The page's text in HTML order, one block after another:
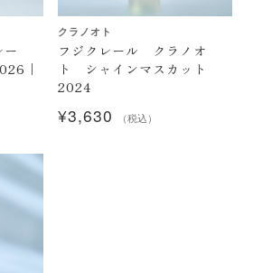
ー
｜
クラノオト
フジクレール クラノオ
ト シャインマスカット
2024
¥3,630 （税込）